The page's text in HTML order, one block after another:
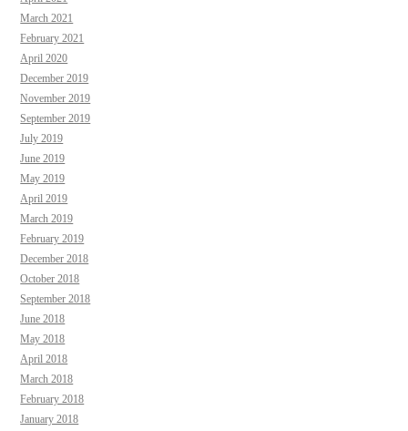
March 2021
February 2021
April 2020
December 2019
November 2019
September 2019
July 2019
June 2019
May 2019
April 2019
March 2019
February 2019
December 2018
October 2018
September 2018
June 2018
May 2018
April 2018
March 2018
February 2018
January 2018